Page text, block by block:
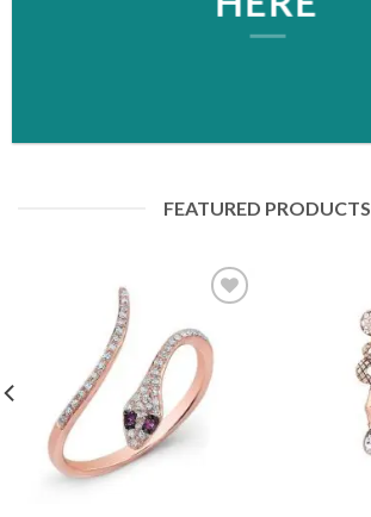
FEATURED PRODUCTS
wishlist